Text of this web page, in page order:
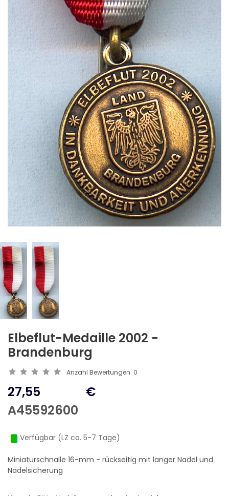
Elbeflut-Medaille 2002 -
Brandenburg
Anzahl Bewertungen: 0
27,55
A45592600
€
Verfügbar (LZ ca. 5-7 Tage)
Miniaturschnalle 16-mm - rückseitig mit langer Nadel und
Nadelsicherung